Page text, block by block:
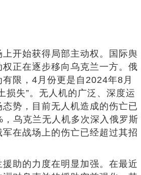
开始获得局部主动权。国际舆
正在逐步移向乌克兰一方。俄
限，4月份更是自2024年8月
损失”。无人机的广泛、深度运
势，目前无人机造成的伤亡已
乌克兰无人机多次深入俄罗斯
在战场上的伤亡已经超过其招
助的力度在明显加强。在最近